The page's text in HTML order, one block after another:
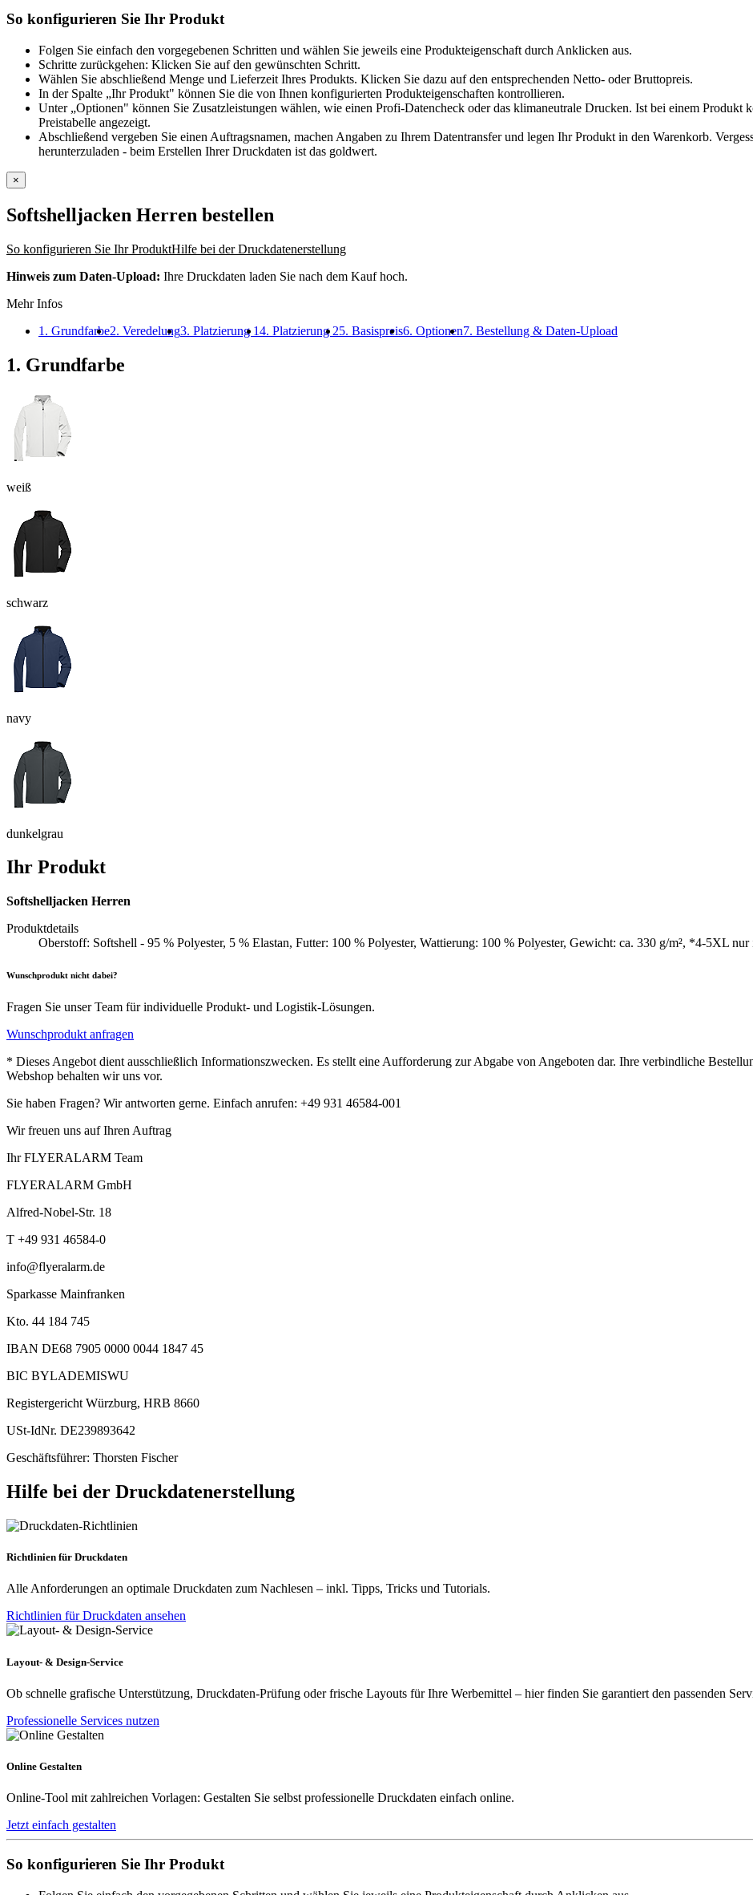
So konfigurieren Sie Ihr Produkt
Folgen Sie einfach den vorgegebenen Schritten und wählen Sie jeweils eine Produkteigenschaft durch Anklicken aus.
Schritte zurückgehen: Klicken Sie auf den gewünschten Schritt.
Wählen Sie abschließend Menge und Lieferzeit Ihres Produkts. Klicken Sie dazu auf den entsprechenden Netto- oder Bruttopreis.
In der Spalte „Ihr Produkt" können Sie die von Ihnen konfigurierten Produkteigenschaften kontrollieren.
Unter „Optionen" können Sie Zusatzleistungen wählen, wie einen Profi-Datencheck oder das klimaneutrale Drucken. Ist bei einem
Preistabelle angezeigt.
Abschließend vergeben Sie einen Auftragsnamen, machen Angaben zu Ihrem Datentransfer und legen Ihr Produkt in den Warenkorb.
herunterzuladen - beim Erstellen Ihrer Druckdaten ist das goldwert.
×
Softshelljacken Herren bestellen
So konfigurieren Sie Ihr ProduktHilfe bei der Druckdatenerstellung
Hinweis zum Daten-Upload: Ihre Druckdaten laden Sie nach dem Kauf hoch.
Mehr Infos
1. Grundfarbe2. Veredelung3. Platzierung 14. Platzierung 25. Basispreis6. Optionen7. Bestellung & Daten-Upload
1. Grundfarbe
weiß
schwarz
navy
dunkelgrau
Ihr Produkt
Softshelljacken Herren
Produktdetails
Oberstoff: Softshell - 95 % Polyester, 5 % Elastan, Futter: 100 % Polyester, Wattierung: 100 % Polyester, Gewicht: ca. 330 g/m², *4-5XL
Wunschprodukt nicht dabei?
Fragen Sie unser Team für individuelle Produkt- und Logistik-Lösungen.
Wunschprodukt anfragen
* Dieses Angebot dient ausschließlich Informationszwecken. Es stellt eine Aufforderung zur Abgabe von Angeboten dar. Ihre verbindliche
Webshop behalten wir uns vor.
Sie haben Fragen? Wir antworten gerne. Einfach anrufen: +49 931 46584-001
Wir freuen uns auf Ihren Auftrag
Ihr FLYERALARM Team
FLYERALARM GmbH
Alfred-Nobel-Str. 18
T +49 931 46584-0
info@flyeralarm.de
Sparkasse Mainfranken
Kto. 44 184 745
IBAN DE68 7905 0000 0044 1847 45
BIC BYLADEMISWU
Registergericht Würzburg, HRB 8660
USt-IdNr. DE239893642
Geschäftsführer: Thorsten Fischer
Hilfe bei der Druckdatenerstellung
Richtlinien für Druckdaten
Alle Anforderungen an optimale Druckdaten zum Nachlesen – inkl. Tipps, Tricks und Tutorials.
Richtlinien für Druckdaten ansehen
Layout- & Design-Service
Ob schnelle grafische Unterstützung, Druckdaten-Prüfung oder frische Layouts für Ihre Werbemittel – hier finden Sie garantiert den passenden
Professionelle Services nutzen
Online Gestalten
Online-Tool mit zahlreichen Vorlagen: Gestalten Sie selbst professionelle Druckdaten einfach online.
Jetzt einfach gestalten
So konfigurieren Sie Ihr Produkt